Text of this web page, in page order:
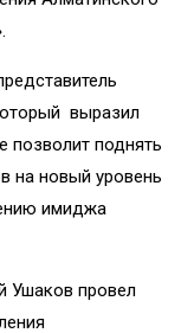
выразил
поднять
на новый уровень
имиджа
Ушаков провел